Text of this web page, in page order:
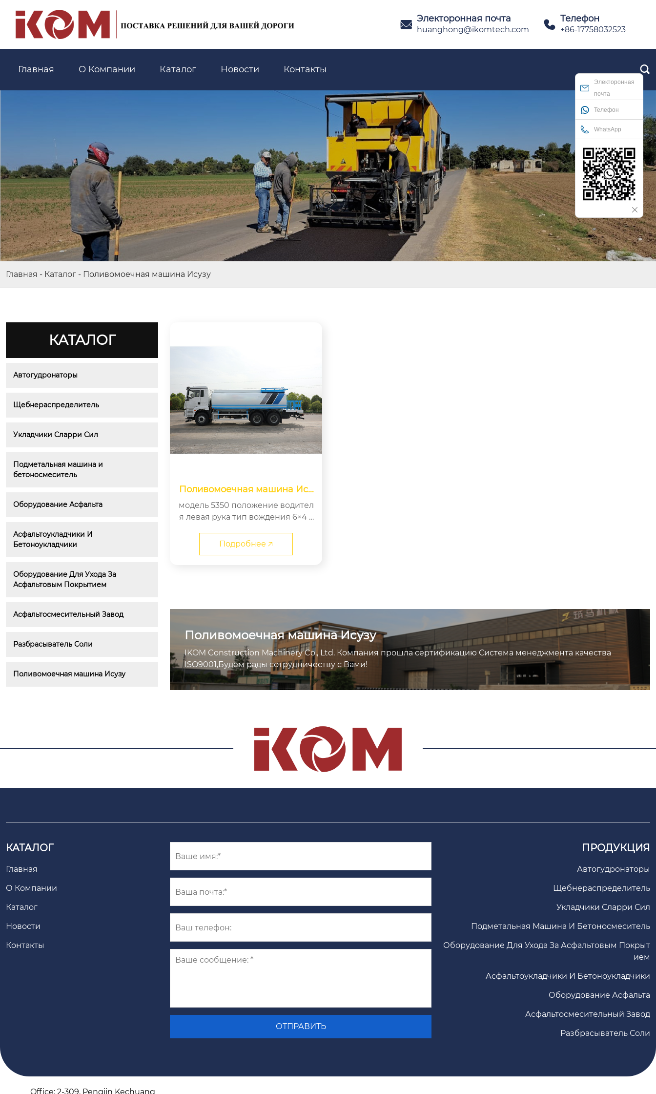

Электоронная почта
huanghong@ikomtech.com 
Телефон
+86-17758032523
Главная О Компании Каталог Новости Контакты 
Электоронная
почта
Телефон
WhatsApp
Главная - Каталог - Поливомоечная машина Исузу
КАТАЛОГ
Автогудронаторы
Щебнераспределитель
Укладчики Сларри Сил
Подметальная машина и
бетоносмеситель
Оборудование Асфальта
Асфальтоукладчики И
Бетоноукладчики
Оборудование Для Ухода За
Асфальтовым Покрытием
Асфальтосмесительный Завод
Разбрасыватель Соли
Поливомоечная машина Исузу
Поливомоечная машина Ису
зу 5350 20 кубических метров
модель 5350 положение водител
я левая рука тип вождения 6×4 с
Подробнее 🡥
Поливомоечная машина Исузу
IKOM Construction Machinery Co., Ltd. Компания прошла сертификацию Система менеджмента качества
ISO9001,Будем рады сотрудничеству с Вами!
КАТАЛОГ
Главная
О Компании
Каталог
Новости
Контакты
ПРОДУКЦИЯ
Автогудронаторы
Щебнераспределитель
Укладчики Сларри Сил
Подметальная Машина И Бетоносмеситель
Оборудование Для Ухода За Асфальтовым Покрыт
Ием
Асфальтоукладчики И Бетоноукладчики
Оборудование Асфальта
Асфальтосмесительный Завод
Разбрасыватель Соли
Office: 2-309, Pengjin Kechuang